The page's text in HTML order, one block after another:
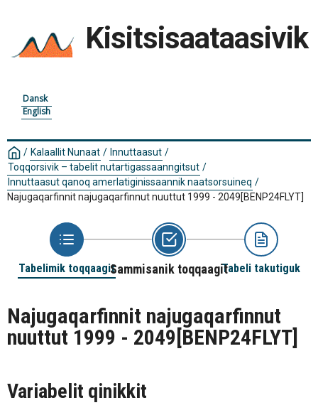
Kisitsisaataasivik
Dansk
English
/ Kalaallit Nunaat / Innuttaasut /
Toqqorsivik – tabelit nutartigassaanngitsut /
Innuttaasut qanoq amerlatiginissaannik naatsorsuineq /
Najugaqarfinnit najugaqarfinnut nuuttut 1999 - 2049[BENP24FLYT]
Tabelimik toqqaagitSammisanik toqqaagitTabeli takutiguk
Najugaqarfinnit najugaqarfinnut
nuuttut 1999 - 2049 [BENP24FLYT]
Variabelit qinikkit